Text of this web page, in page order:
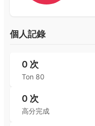
個人記錄
0 次
Ton 80
0 次
高分完成